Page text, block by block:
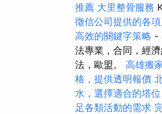
推薦 大里整骨服務
徵信公司提供的各
高效的關鍵字策略 -
法專業，合同，經
法，歐盟。 高雄搬
格，提供透明報價
水，選擇適合的塔
足各類活動的需求